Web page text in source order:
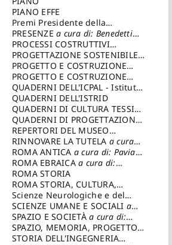
a cura di: Costa Enrico
PIANO EFFE
Premi Presidente della
Repubblica
PRESENZEa cura di: Benedetti
Sandro
PROCESSI COSTRUTTIVI
DELL'ARCHITETTURAa cura di:
Ippoliti Alessandro
PROGETTAZIONE SOSTENIBILE
PARTECIPATA
PROGETTO E COSTRUZIONE
DELL’ARCHITETTURA
PROGETTO E COSTRUZIONE
SOSTENIBILE
QUADERNI DELL'ICPAL - Istituto
centrale per il restauro e la
conservazione del patrimonio
archivistico e librario
QUADERNI DELL'ISTRID
QUADERNI DI CULTURA TESSILE
a cura di: Crispolti Livia
QUADERNI DI PROGETTAZIONE
a cura di: Giura Longo Tommaso
REPERTORI DEL MUSEO
CENTRALE DEL RISORGIMENTO
a cura di: Pizzo Marco
RINNOVARE LA TUTELA a cura
di: Cicalò Enrico
ROMA ANTICA a cura di: Pavia
Carlo
ROMA EBRAICAa cura di:
Procaccia Claudio
ROMA STORIA
ROMA STORIA, CULTURA,
IMMAGINEa cura di: Fagiolo
Marcello
Scienze Neurologiche e del
Comportamento
SCIENZE UMANE E SOCIALI a
cura di: Iannizzi Salvatore
SPAZIO E SOCIETÀa cura di:
Cassetti Roberto
SPAZIO, MEMORIA, PROGETTO
a cura di: Rossi Massimo
STORIA DELL'INGEGNERIA